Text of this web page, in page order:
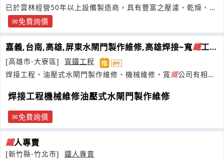
已於雲林經營50年以上設備製造商，具有豐富之壓濾、乾燥、過
濾、免費詢價
嘉義,台南,高雄,屏東水閘門製作維修,高雄焊接~寬鐵工程
行
[高雄市-大寮區]
寬鐵工程
焊接工程、油壓式水閘門製作維修、機械維修，寬鐵公司有相當
焊接工程機械維修油壓式水閘門製作維修
免費詢價
鐵人專賣
[新竹縣-竹北市]
鐵人專賣